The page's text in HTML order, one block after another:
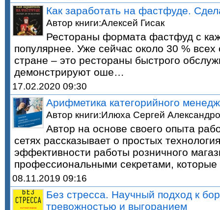
Как заработать на фастфуде.
Автор книги:Алексей Гисак
Рестораны формата фастфуд с
популярнее. Уже сейчас около 30 % всех
стране – это рестораны быстрого
демонстрируют оше…
17.02.2020 09:30
Арифметика категорийного
Автор книги:Илюха Сергей
Автор на основе своего опыта
сетях рассказывает о простых
эффективности работы розничного
профессиональными секретами,
08.11.2019 09:16
Без стресса. Научный подход к
тревожностью и выгоранием